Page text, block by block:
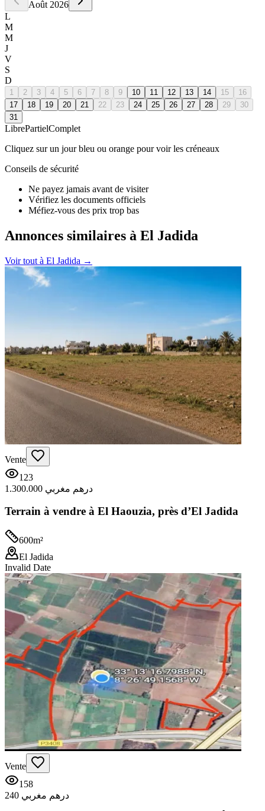
Août 2026
L
M
M
J
V
S
D
1 2 3 4 5 6 7 8 9 10 11 12 13 14 15
16
17
18 19 20 21 22 23 24 25 26 27 28 29
30
31
LibrePartielComplet
Cliquez sur un jour bleu ou orange pour voir les créneaux
Conseils de sécurité
Ne payez jamais avant de visiter
Vérifiez les documents officiels
Méfiez-vous des prix trop bas
Annonces similaires à El Jadida
Voir tout à El Jadida →
Vente
123
1.300.000 درهم مغربي
Terrain à vendre à El Haouzia, près d’El Jadida
600m²
El Jadida
Invalid Date
Vente
158
240 درهم مغربي